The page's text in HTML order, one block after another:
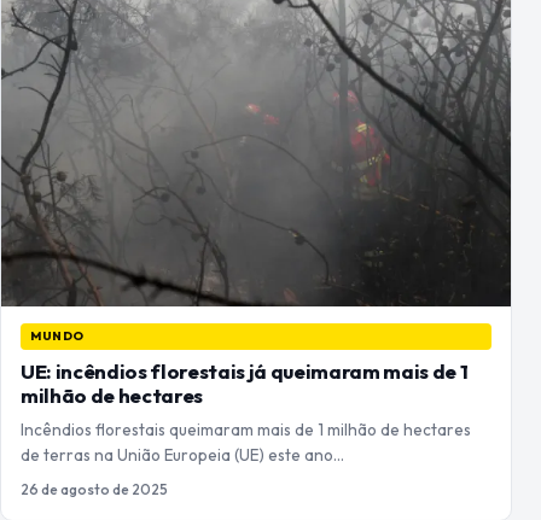
MUNDO
UE: incêndios florestais já queimaram mais de 1
milhão de hectares
Incêndios florestais queimaram mais de 1 milhão de hectares
de terras na União Europeia (UE) este ano…
26 de agosto de 2025